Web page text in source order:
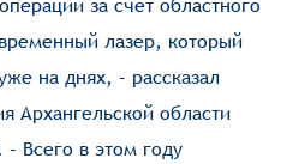
за счет областного
лазер, который
на днях, – рассказал
Архангельской области
Всего в этом году